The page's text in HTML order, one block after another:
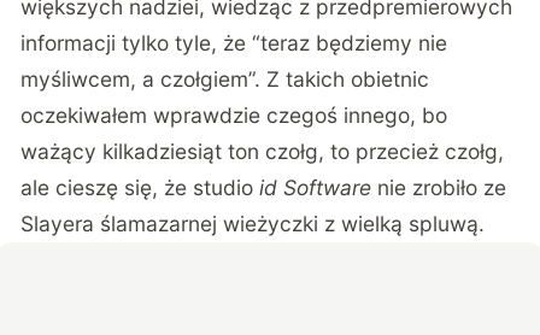
większych nadziei, wiedząc z przedpremierowych
informacji tylko tyle, że “teraz będziemy nie
myśliwcem, a czołgiem”. Z takich obietnic
oczekiwałem wprawdzie czegoś innego, bo
ważący kilkadziesiąt ton czołg, to przecież czołg,
ale cieszę się, że studioid Software nie zrobiło ze
Slayera ślamazarnej wieżyczki z wielką spluwą.